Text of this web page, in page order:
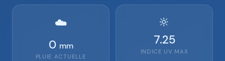
☁️
0 mm
PLUIE ACTUELLE
🔆
7.25
INDICE UV MAX